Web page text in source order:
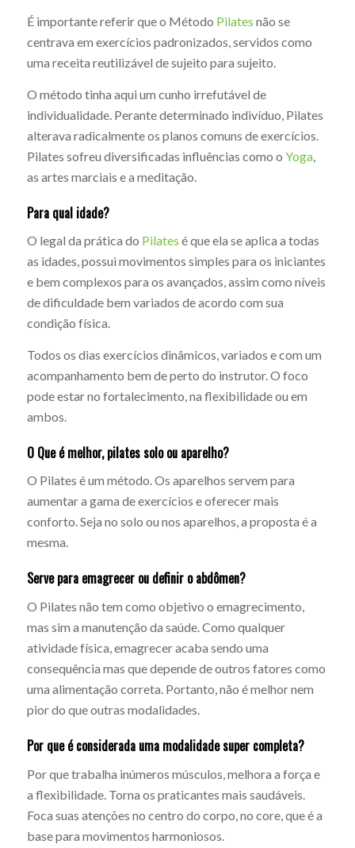
É importante referir que o Método Pilates não se
centrava em exercícios padronizados, servidos como
uma receita reutilizável de sujeito para sujeito.
O método tinha aqui um cunho irrefutável de
individualidade. Perante determinado indivíduo, Pilates
alterava radicalmente os planos comuns de exercícios.
Pilates sofreu diversificadas influências como o Yoga,
as artes marciais e a meditação.
Para qual idade?
O legal da prática do Pilates é que ela se aplica a todas
as idades, possui movimentos simples para os iniciantes
e bem complexos para os avançados, assim como níveis
de dificuldade bem variados de acordo com sua
condição física.
Todos os dias exercícios dinâmicos, variados e com um
acompanhamento bem de perto do instrutor. O foco
pode estar no fortalecimento, na flexibilidade ou em
ambos.
O Que é melhor, pilates solo ou aparelho?
O Pilates é um método. Os aparelhos servem para
aumentar a gama de exercícios e oferecer mais
conforto. Seja no solo ou nos aparelhos, a proposta é a
mesma.
Serve para emagrecer ou definir o abdômen?
O Pilates não tem como objetivo o emagrecimento,
mas sim a manutenção da saúde. Como qualquer
atividade física, emagrecer acaba sendo uma
consequência mas que depende de outros fatores como
uma alimentação correta. Portanto, não é melhor nem
pior do que outras modalidades.
Por que é considerada uma modalidade super completa?
Por que trabalha inúmeros músculos, melhora a força e
a flexibilidade. Torna os praticantes mais saudáveis.
Foca suas atenções no centro do corpo, no core, que é a
base para movimentos harmoniosos.